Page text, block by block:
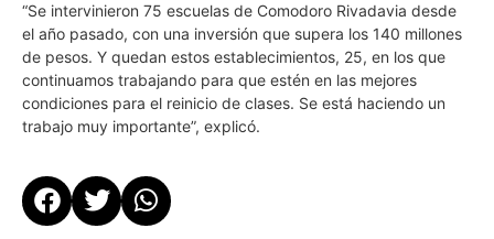
“Se intervinieron 75 escuelas de Comodoro Rivadavia desde
el año pasado, con una inversión que supera los 140 millones
de pesos. Y quedan estos establecimientos, 25, en los que
continuamos trabajando para que estén en las mejores
condiciones para el reinicio de clases. Se está haciendo un
trabajo muy importante”, explicó.